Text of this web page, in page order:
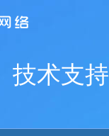
技术支持